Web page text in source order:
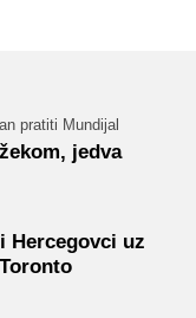
pratiti Mundijal
jedva
Hercegovci uz